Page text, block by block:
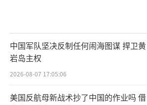
中国军队坚决反制任何闹海图谋 捍卫黄
岩岛主权
2026-08-07 17:05:06
美国反航母新战术抄了中国的作业吗 借